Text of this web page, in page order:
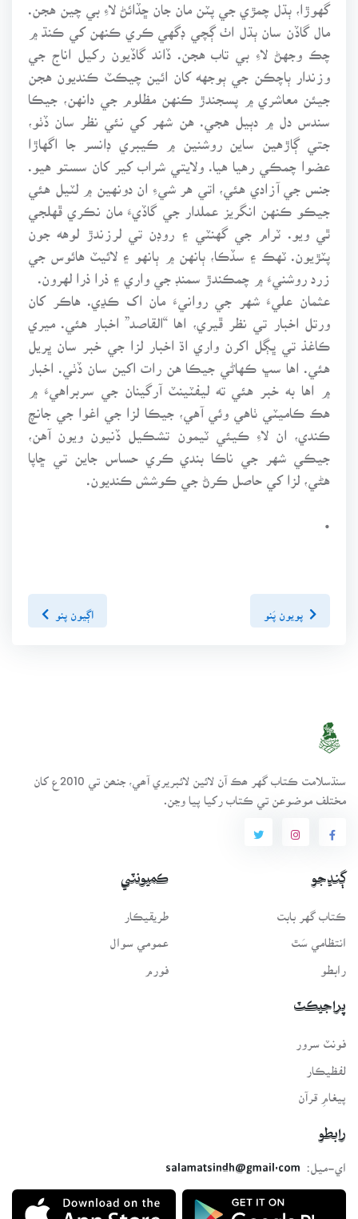
گهوڙا، ٻڌل چمڙي جي پٽن مان جان ڇڏائڻ لاءِ بي چين هجن.
مال گاڏن سان ٻڌل اٺ ڳچي ڊگهي ڪري ڪنهن کي ڪنڌ ۾
چڪ وجهڻ لاءِ بي تاب هجن. ڏاند گاڏيون رکيل اناج جي
وزندار ٻاچڪن جي ٻوجهه کان ائين چيڪٽ ڪنديون هجن
جيئن معاشري ۾ پسجندڙ ڪنهن مظلوم جي دانهن، جيڪا
سندس دل ۾ دٻيل هجي. هن شهر کي نئي نظر سان ڏٺو،
جتي ڳاڙهين ساين روشنين ۾ ڪيبري ڊانسر جا اگهاڙا
عضوا چمڪي رهيا هيا. ولايتي شراب کير کان سستو هيو.
جنس جي آزادي هئي، اتي هر شيءِ ان دونهين ۾ لٽيل هئي
جيڪو ڪنهن انگريز عملدار جي گاڏيءَ مان نڪري ڦهلجي
ٿي ويو. ٽرام جي گهنٽي ۽ روڊن تي لرزندڙ لوهه جون
پٽڙيون. ٽهڪ ۽ سڏڪا، ٻانهن ۾ ٻانهو ۽ لائيٽ هائوس جي
زرد روشنيءَ ۾ چمڪندڙ سمنڊ جي واري ۽ ذرا ذرا لهرون.
عثمان عليءَ شهر جي روانيءَ مان اک ڪڍي. هاڪر کان
ورتل اخبار تي نظر ڦيري، اها “القاصد” اخبار هئي. ميري
ڪاغذ تي ڀڳل اکرن واري اڌ اخبار لزا جي خبر سان ڀريل
هئي. اها سڀ ڪهاڻي جيڪا هن رات اکين سان ڏٺي. اخبار
۾ اها به خبر هئي ته ليفٽينٽ آرگينان جي سربراهيءَ ۾
هڪ ڪاميٽي ٺاهي وئي آهي، جيڪا لزا جي اغوا جي جانچ
ڪندي، ان لاءِ ڪيئي ٽيمون تشڪيل ڏنيون ويون آهن،
جيڪي شهر جي ناڪا بندي ڪري حساس جاين تي ڇاپا
هڻي، لزا کي حاصل ڪرڻ جي ڪوشش ڪنديون.
اڳيون پنو
سنڌسلامت ڪتاب گهر ھڪ آن لائين لائبريري آھي، جنھن تي 2010ع کان
مختلف موضوعن تي ڪتاب رکيا پيا وڃن.
ڳنڍجو
ڪتاب گهر بابت
انتظامي سَٿ
رابطو
ڪميونٽي
طريقيڪار
عمومي سوال
فورم
پراجيڪٽ
فونٽ سرور
لفظيڪار
پيغامِ قرآن
رابطو
اي-ميل:
salamatsindh@gmail.com